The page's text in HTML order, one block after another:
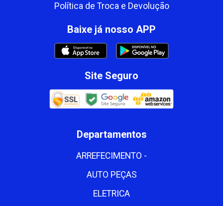
Política de Troca e Devolução
Baixe já nosso APP
Site Seguro
Departamentos
ARREFECIMENTO -
AUTO PEÇAS
ELETRICA